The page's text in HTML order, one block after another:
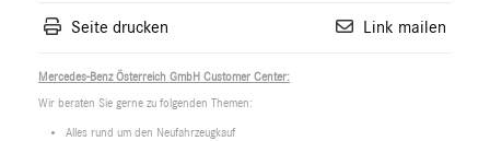
Seite drucken Link mailen
Mercedes-Benz Österreich GmbH Customer Center:
Wir beraten Sie gerne zu folgenden Themen:
Alles rund um den Neufahrzeugkauf